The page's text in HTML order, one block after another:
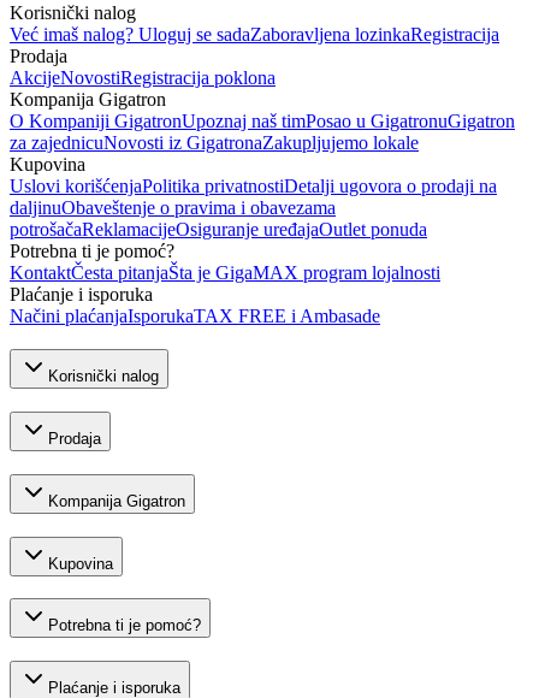
Korisnički nalog
Već imaš nalog? Uloguj se sadaZaboravljena lozinkaRegistracija
Prodaja
AkcijeNovostiRegistracija poklona
Kompanija Gigatron
O Kompaniji GigatronUpoznaj naš timPosao u GigatronuGigatron
za zajednicuNovosti iz GigatronaZakupljujemo lokale
Kupovina
Uslovi korišćenjaPolitika privatnostiDetalji ugovora o prodaji na
daljinuObaveštenje o pravima i obavezama
potrošačaReklamacijeOsiguranje uređajaOutlet ponuda
Potrebna ti je pomoć?
KontaktČesta pitanjaŠta je GigaMAX program lojalnosti
Plaćanje i isporuka
Načini plaćanjaIsporukaTAX FREE i Ambasade
Korisnički nalog
Prodaja
Kompanija Gigatron
Kupovina
Potrebna ti je pomoć?
Plaćanje i isporuka